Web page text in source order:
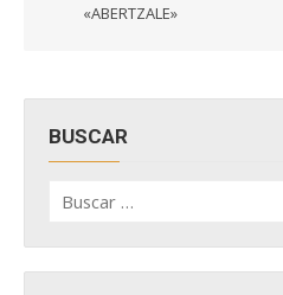
«ABERTZALE»
BUSCAR
por: